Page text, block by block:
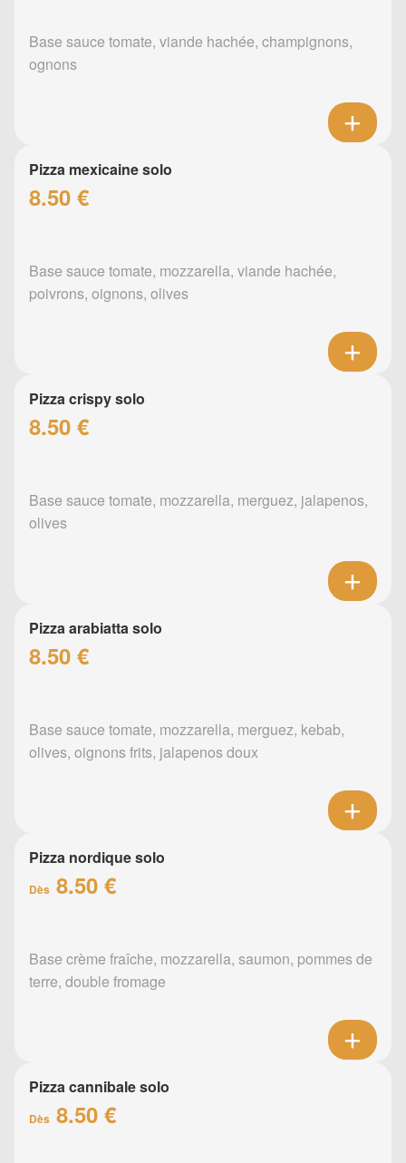
Base sauce tomate, viande hachée, champignons,
ognons
Pizza mexicaine solo
8.50 €
Base sauce tomate, mozzarella, viande hachée,
poivrons, oignons, olives
Pizza crispy solo
8.50 €
Base sauce tomate, mozzarella, merguez, jalapenos,
olives
Pizza arabiatta solo
8.50 €
Base sauce tomate, mozzarella, merguez, kebab,
olives, oignons frits, jalapenos doux
Pizza nordique solo
Dès 8.50 €
Base crème fraîche, mozzarella, saumon, pommes de
terre, double fromage
Pizza cannibale solo
Dès 8.50 €